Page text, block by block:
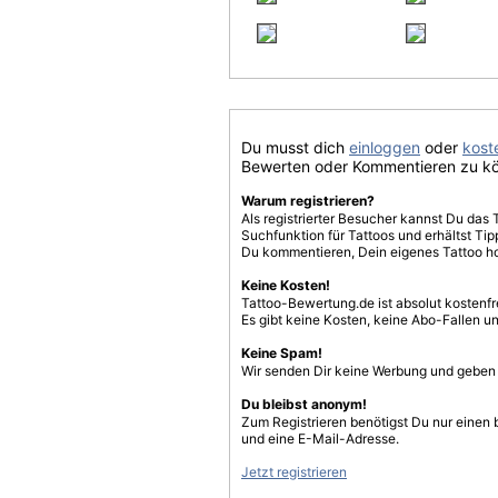
Du musst dich einloggen oder
Bewerten oder Kommentieren zu
Warum registrieren?
Als registrierter Besucher kannst Du
Suchfunktion für Tattoos und erhältst
Du kommentieren, Dein eigenes Tattoo
Keine Kosten!
Tattoo-Bewertung.de ist absolut
Es gibt keine Kosten, keine Abo-Fallen
Keine Spam!
Wir senden Dir keine Werbung und
Du bleibst anonym!
Zum Registrieren benötigst Du nur einen
und eine E-Mail-Adresse.
Jetzt registrieren